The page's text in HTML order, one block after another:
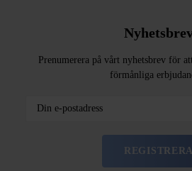
Prenumerera på vårt nyhetsbrev för
förmånliga